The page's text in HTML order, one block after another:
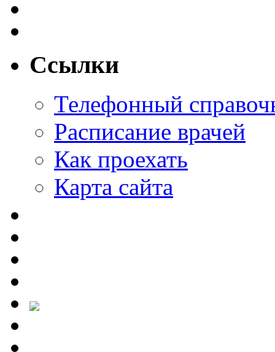
Ссылки
Телефонный
Расписание врачей
Как проехать
Карта сайта